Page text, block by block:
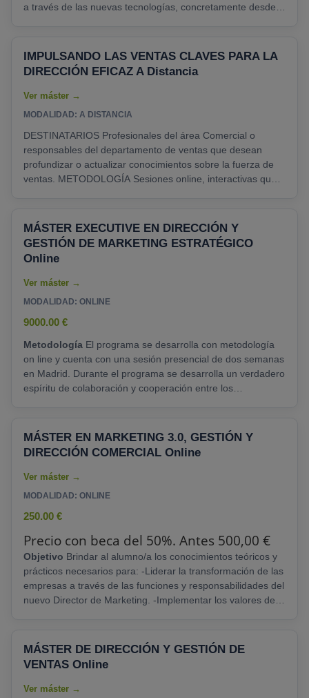
a través de las nuevas tecnologías, concretamente desde
estudio pormenorizado del entorno económico desde el
punto de vista del Marketing. Proporcionar las directrices
IMPULSANDO LAS VENTAS CLAVES PARA LA
DIRECCIÓN EFICAZ A Distancia
MODALIDAD: A DISTANCIA
DESTINATARIOS Profesionales del área Comercial o
responsables del departamento de ventas que desean
profundizar o actualizar conocimientos sobre la fuerza de
ventas. METODOLOGÍA Sesiones online, interactivas que
plataforma cuenta con chat, foros, herramientas de
mensajería, además del material en formato PDF para que
MÁSTER EXECUTIVE EN DIRECCIÓN Y
GESTIÓN DE MARKETING ESTRATÉGICO
Online
MODALIDAD: ONLINE
9000.00 €
Metodología
on line y cuenta con una sesión presencial de dos semanas
en Madrid. Durante el programa se desarrolla un verdadero
espíritu de colaboración y cooperación entre los
residencial en Madrid permiten una mayor dedicación,
interacción, reflexión y cohesión entre los participantes con
MÁSTER EN MARKETING 3.0, GESTIÓN Y
DIRECCIÓN COMERCIAL Online
MODALIDAD: ONLINE
250.00 €
Precio con beca del 50%. Antes 500,00 €
Objetivo
prácticos necesarios para: -Liderar la transformación de las
empresas a través de las funciones y responsabilidades del
nuevo Director de Marketing. -Implementar los valores de
visión creativa que te permita liderar el entorno con una
mentalidad innovadora. -Proporcionar conocimientos
MÁSTER DE DIRECCIÓN Y GESTIÓN DE
VENTAS Online